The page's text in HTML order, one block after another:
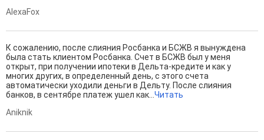
AlexaFox
К сожалению, после слияния Росбанка и БСЖВ я вынуждена
была стать клиентом Росбанка. Счет в БСЖВ был у меня
открыт, при получении ипотеки в Дельта-кредите и как у
многих других, в определенный день, с этого счета
автоматически уходили деньги в Дельту. После слияния
банков, в сентябре платеж ушел как...Читать
Aniknik